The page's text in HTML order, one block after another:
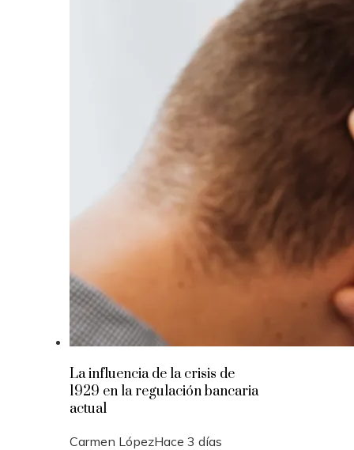
La influencia de la crisis de
1929 en la regulación bancaria
actual
Carmen LópezHace 3 días